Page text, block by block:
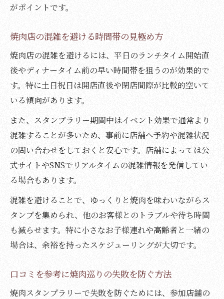
がポイントです。
焼肉店の混雑を避ける時間帯の見極め方
焼肉店の混雑を避けるには、平日のランチタイム開始直
後やディナータイム前の早い時間帯を狙うのが効果的で
す。特に土日祝日は開店直後や閉店間際が比較的空いて
いる傾向があります。
また、スタンプラリー期間中はイベント効果で通常より
混雑することが多いため、事前に店舗へ予約や混雑状況
の問い合わせをしておくと安心です。店舗によっては公
式サイトやSNSでリアルタイムの混雑情報を発信してい
る場合もあります。
混雑を避けることで、ゆっくりと焼肉を味わいながらス
タンプを集められ、他のお客様とのトラブルや待ち時間
も減らせます。特に小さなお子様連れや高齢者と一緒の
場合は、余裕を持ったスケジューリングが大切です。
口コミを参考に焼肉巡りの失敗を防ぐ方法
焼肉スタンプラリーで失敗を防ぐためには、参加店舗の